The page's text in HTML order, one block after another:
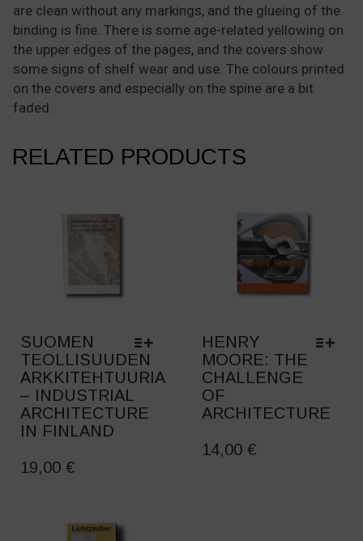
are clean without any markings, and the glueing of the
binding is fine. There is some age-related yellowing on
the upper edges of the pages, and the covers show
some signs of shelf wear and use. The colours printed
on the covers and especially on the spine are a bit
faded.
RELATED PRODUCTS
SUOMEN
TEOLLISUUDEN
ARKKITEHTUURIA
– INDUSTRIAL
ARCHITECTURE
IN FINLAND
PRODUCT
19,00 €
HENRY
MOORE: THE
CHALLENGE
OF
ARCHITECTURE
PRODUCT
14,00 €